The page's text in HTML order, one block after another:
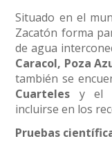
Situado en el
Zacatón forma
de agua
Caracol, Poza
también se
Cuarteles y el
incluirse en los
Pruebas